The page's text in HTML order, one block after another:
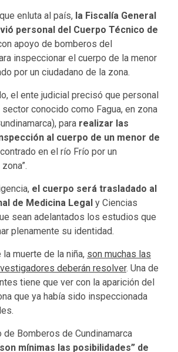
enluta al país, la Fiscalía General
personal del Cuerpo Técnico de
apoyo de bomberos del
inspeccionar el cuerpo de la menor
por un ciudadano de la zona.
el ente judicial precisó que personal
sector conocido como Fagua, en zona
para realizar las
al cuerpo de un menor de
en el río Frío por un
el cuerpo será trasladado al
de Medicina Legal y Ciencias
sean adelantados los estudios que
plenamente su identidad.
muerte de la niña, son muchas las
deberán resolver. Una de
tiene que ver con la aparición del
que ya había sido inspeccionada
de Bomberos de Cundinamarca
mínimas las posibilidades” de